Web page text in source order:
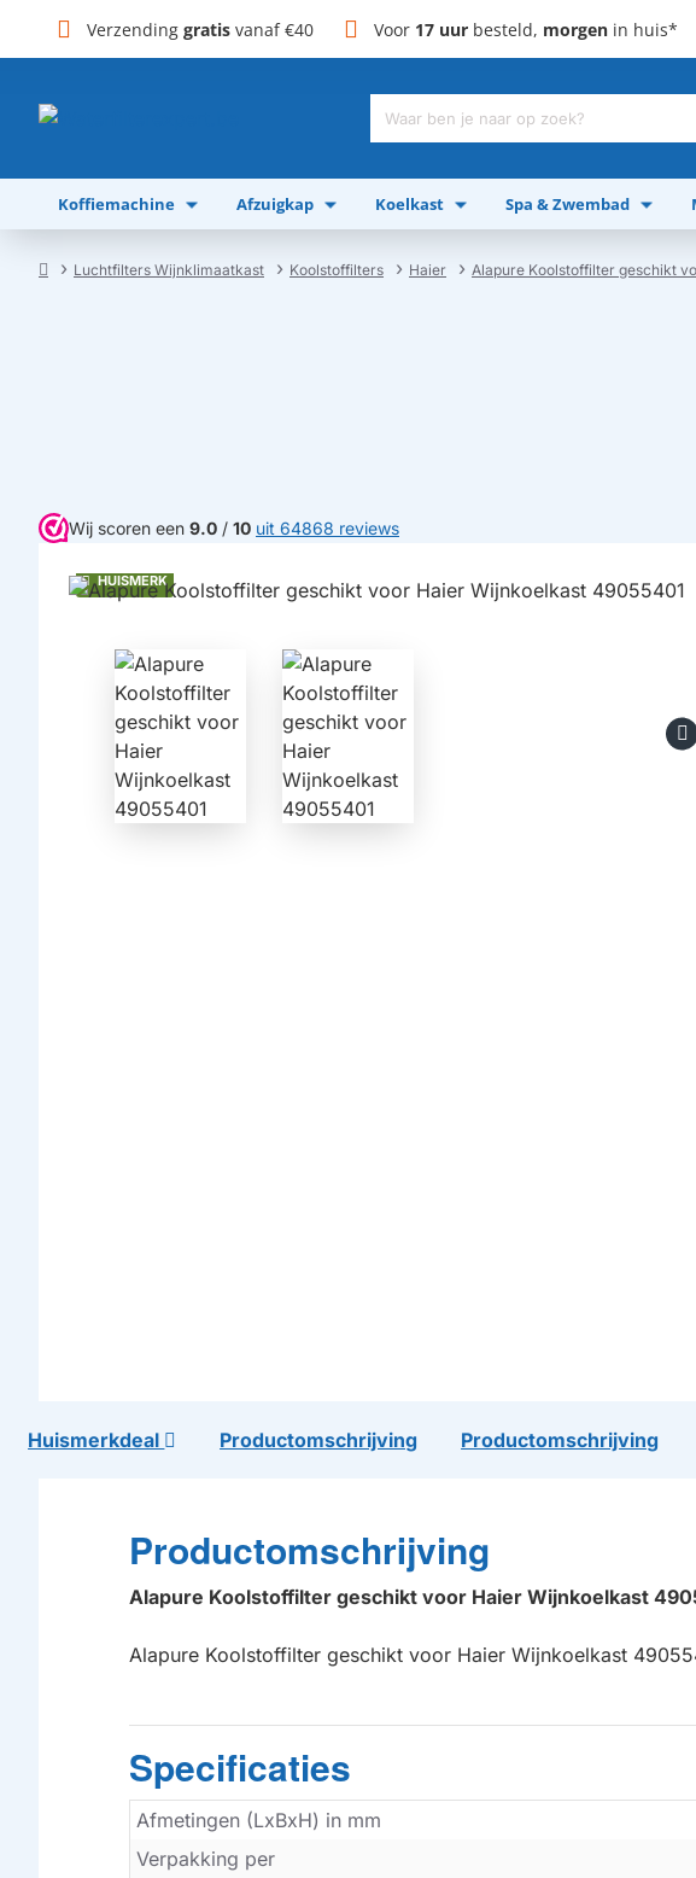
Verzending gratis vanaf €40 Voor 17 uur besteld, morgen in huis*
Waar
je
naar
op
Koffiemachine Afzuigkap Koelkast Spa & Zwembad
Luchtfilters Wijnklimaatkast Koolstoffilters Haier Alapure Koolstoffilter geschikt
Wij scoren een 9.0 / 10 uit 64868 reviews
HUISMERK
Huismerkdeal Productomschrijving Productomschrijving
Productomschrijving
Alapure Koolstoffilter geschikt voor Haier Wijnkoelkast
Alapure Koolstoffilter geschikt voor Haier Wijnkoelkast
Specificaties
Afmetingen (LxBxH) in mm
Verpakking per